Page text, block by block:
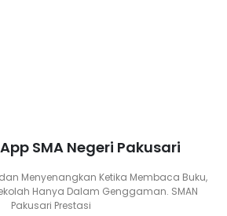
SMA Negeri Pakusari
Menyenangkan Ketika Membaca Buku,
Hanya Dalam Genggaman. SMAN
Pakusari Prestasi